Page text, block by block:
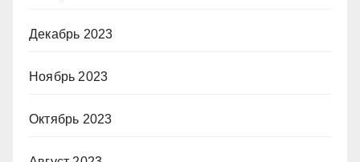
Декабрь 2023
Ноябрь 2023
Октябрь 2023